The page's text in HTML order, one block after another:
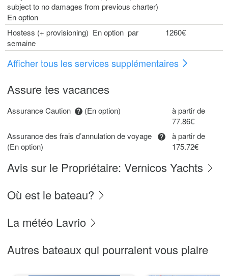
subject to no damages from previous charter)
En option
Hostess (+ provisioning) En option par
semaine
1260€
Afficher tous les services supplémentaires
Assure tes vacances
Assurance Caution (En option)
à partir de
77.86€
Assurance des frais d’annulation de voyage
(En option)
à partir de
175.72€
Avis sur le Propriétaire: Vernicos Yachts
Où est le bateau?
La météo Lavrio
Autres bateaux qui pourraient vous plaire